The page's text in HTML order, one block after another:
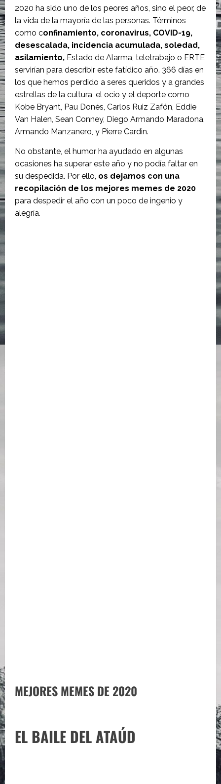
2020 ha sido uno de los peores años, sino el peor, de
la vida de la mayoría de las personas. Términos
como confinamiento, coronavirus, COVID-19,
desescalada, incidencia acumulada, soledad,
asilamiento, Estado de Alarma, teletrabajo o ERTE
servirían para describir este fatídico año. 366 días en
los que hemos perdido a seres queridos y a grandes
estrellas de la cultura, el ocio y el deporte como
Kobe Bryant, Pau Donés, Carlos Ruiz Zafón, Eddie
Van Halen, Sean Conney, Diego Armando Maradona,
Armando Manzanero, y Pierre Cardin.
No obstante, el humor ha ayudado en algunas
ocasiones ha superar este año y no podía faltar en
su despedida. Por ello, os dejamos con una
recopilación de los mejores memes de 2020
para despedir el año con un poco de ingenio y
alegría.
MEJORES MEMES DE 2020
EL BAILE DEL ATAÚD